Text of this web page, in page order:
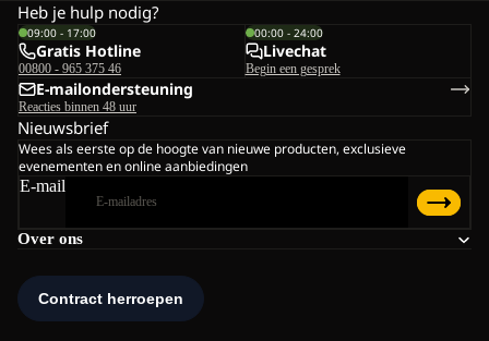
Over ons
Heb je hulp nodig?
09:00 - 17:00
Gratis Hotline
00800 - 965 375 46
00:00 - 24:00
Livechat
Begin een gesprek
E-mailondersteuning
Reacties binnen 48 uur
Nieuwsbrief
Wees als eerste op de hoogte van nieuwe producten, exclusieve
evenementen en online aanbiedingen
E-mail